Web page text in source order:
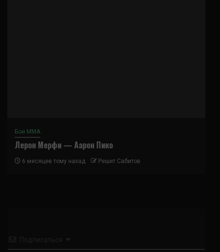
Бои ММА
Лерон Мерфи — Аарон Пико
6 месяцев тому назад Решит Сабитов